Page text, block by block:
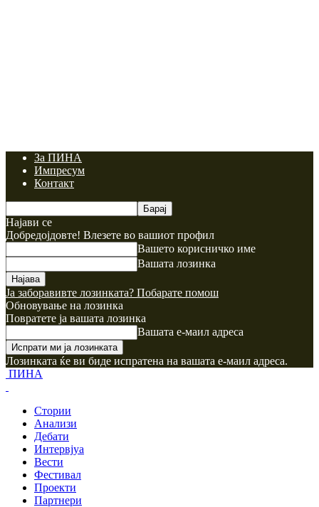
За ПИНА
Импресум
Контакт
Најави се
Добредојдовте! Влезете во вашиот профил
Вашето корисничко име
Вашата лозинка
Ја заборавивте лозинката? Побарате помош
Обновување на лозинка
Повратете ја вашата лозинка
Вашата е-маил адреса
Лозинката ќе ви биде испратена на вашата е-маил адреса.
ПИНА
Стории
Анализи
Дебати
Интервјуа
Вести
Фестивал
Проекти
Партнери